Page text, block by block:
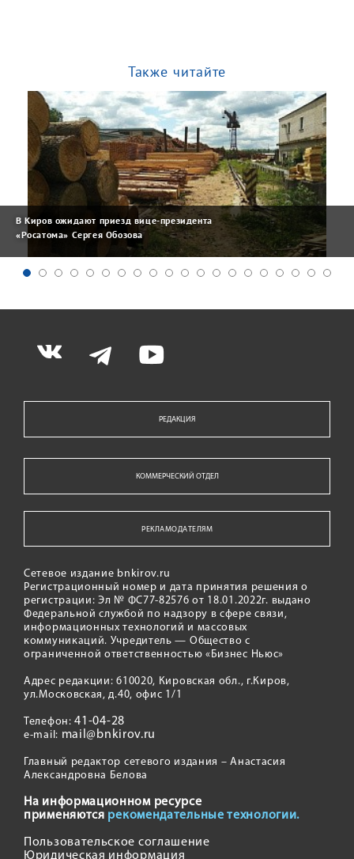
Также читайте
В Киров ожидают приезд вице-президента
«Росатома» Сергея Обозова
РЕДАКЦИЯ
КОММЕРЧЕСКИЙ ОТДЕЛ
РЕКЛАМОДАТЕЛЯМ
Сетевое издание bnkirov.ru
Регистрационный номер и дата принятия решения о
регистрации: Эл № ФС77-82576 от 18.01.2022г. выдано
Федеральной службой по надзору в сфере связи,
информационных технологий и массовых
коммуникаций. Учредитель — Общество с
ограниченной ответственностью «Бизнес Ньюс»
Адрес редакции: 610020, Кировская обл., г.Киров,
ул.Московская, д.40, офис 1/1
Телефон:41-04-28
e-mail: mail@bnkirov.ru
Главный редактор сетевого издания – Анастасия
Александровна Белова
На информационном ресурсе
применяются рекомендательные технологии.
Пользовательское соглашение
Юридическая информация